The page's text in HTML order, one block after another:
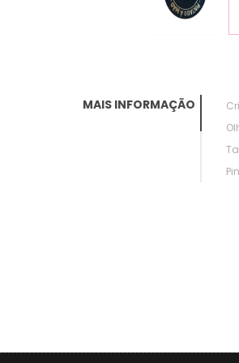
MAIS INFORMAÇÃO